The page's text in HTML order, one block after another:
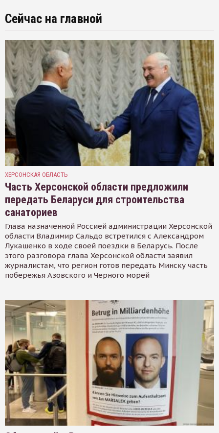
Сейчас на главной
ХЕРСОНСКАЯ ОБЛАСТЬ
Часть Херсонской области предложили
передать Беларуси для строительства
санаториев
Глава назначенной Россией администрации Херсонской
области Владимир Сальдо встретился с Александром
Лукашенко в ходе своей поездки в Беларусь. После
этого разговора глава Херсонской области заявил
журналистам, что регион готов передать Минску часть
побережья Азовского и Черного морей